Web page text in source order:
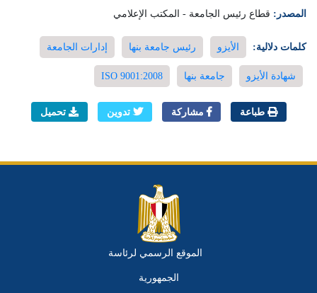
المصدر: قطاع رئيس الجامعة - المكتب الإعلامي
كلمات دلالية: الأيزو رئيس جامعة بنها إدارات الجامعة
شهادة الأيزو جامعة بنها ISO 9001:2008
طباعة مشاركة تدوين تحميل
الموقع الرسمي لرئاسة
الجمهورية